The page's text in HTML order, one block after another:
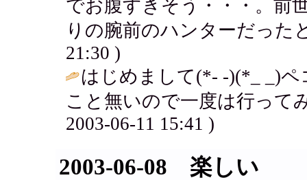
でお腹すきそう・・・。前
りの腕前のハンターだった
21:30 )
はじめまして(*- -)(*_ _)
こと無いので一度は行って
2003-06-11 15:41 )
2003-06-08 楽しい